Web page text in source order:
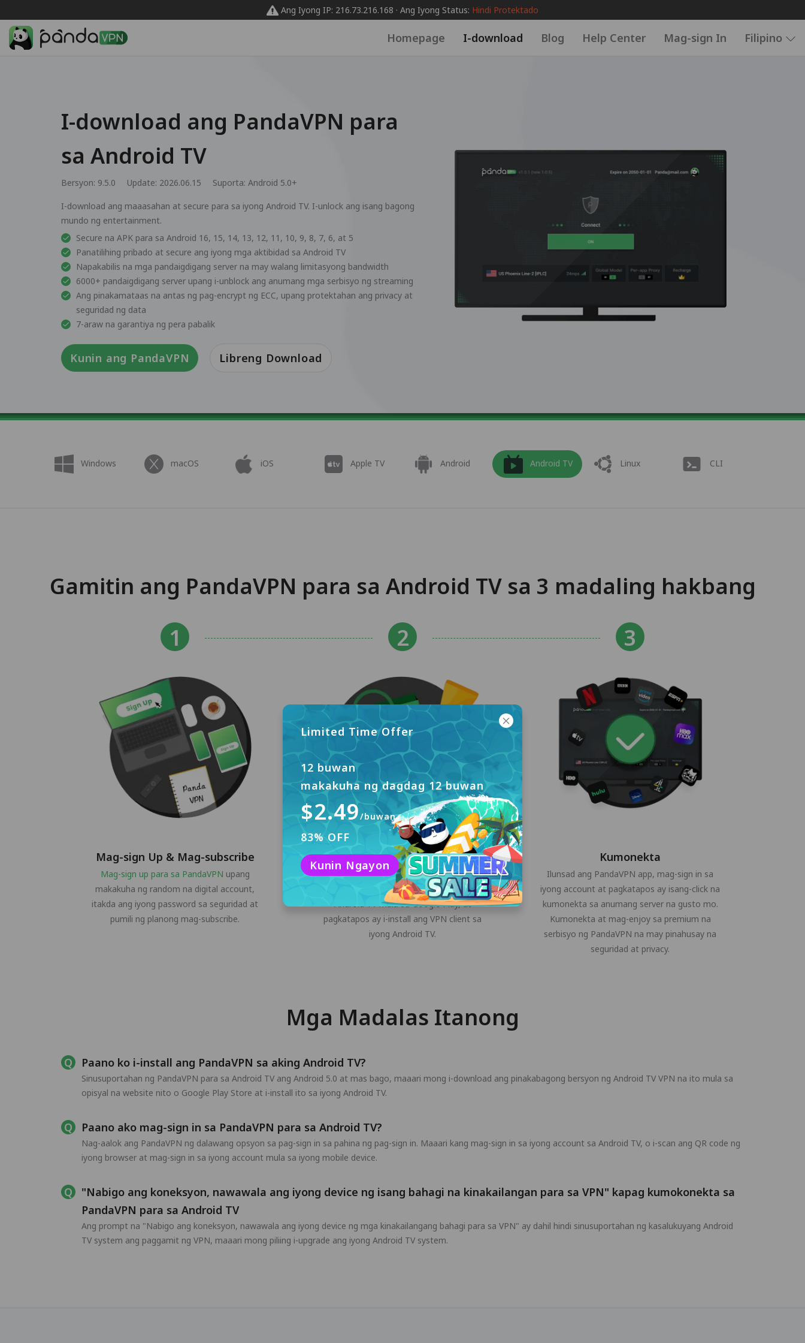
Ang Iyong IP: 216.73.216.168 · Ang Iyong Status: Hindi Protektado
Homepage I-download Blog Help Center Mag-sign In Filipino
I-download ang PandaVPN para
sa Android TV
Bersyon: 9.5.0 Update: 2026.06.15 Suporta: Android 5.0+
I-download ang maaasahan at secure para sa iyong Android TV. I-unlock ang isang bagong
mundo ng entertainment.
Secure na APK para sa Android 16, 15, 14, 13, 12, 11, 10, 9, 8, 7, 6, at 5
Panatilihing pribado at secure ang iyong mga aktibidad sa Android TV
Napakabilis na mga pandaigdigang server na may walang limitasyong bandwidth
6000+ pandaigdigang server upang i-unblock ang anumang mga serbisyo ng streaming
Ang pinakamataas na antas ng pag-encrypt ng ECC, upang protektahan ang privacy at
seguridad ng data
7-araw na garantiya ng pera pabalik
Kunin ang PandaVPN Libreng Download
Windows macOS iOS Apple TV Android Android TV Linux CLI
Gamitin ang PandaVPN para sa Android TV sa 3 madaling hakbang
Mag-sign Up & Mag-subscribe
Mag-sign up para sa PandaVPN upang
makakuha ng random na digital account,
itakda ang iyong password sa seguridad at
pumili ng planong mag-subscribe.
I-download at I-install
I-click ang button na "Libreng Download" o i-
download ang PandaVPN installer para sa
Android TV mula sa Google Play, at
pagkatapos ay i-install ang VPN client sa
iyong Android TV.
Kumonekta
Ilunsad ang PandaVPN app, mag-sign in sa
iyong account at pagkatapos ay isang-click na
kumonekta sa anumang server na gusto mo.
Kumonekta at mag-enjoy sa premium na
serbisyo ng PandaVPN na may pinahusay na
seguridad at privacy.
Mga Madalas Itanong
Paano ko i-install ang PandaVPN sa aking Android TV?
Sinusuportahan ng PandaVPN para sa Android TV ang Android 5.0 at mas bago, maaari mong i-download ang pinakabagong bersyon ng Android TV VPN na ito mula sa
opisyal na website nito o Google Play Store at i-install ito sa iyong Android TV.
Paano ako mag-sign in sa PandaVPN para sa Android TV?
Nag-aalok ang PandaVPN ng dalawang opsyon sa pag-sign in sa pahina ng pag-sign in. Maaari kang mag-sign in sa iyong account sa Android TV, o i-scan ang QR code ng
iyong browser at mag-sign in sa iyong account mula sa iyong mobile device.
"Nabigo ang koneksyon, nawawala ang iyong device ng isang bahagi na kinakailangan para sa VPN" kapag kumokonekta sa
PandaVPN para sa Android TV
Ang prompt na "Nabigo ang koneksyon, nawawala ang iyong device ng mga kinakailangang bahagi para sa VPN" ay dahil hindi sinusuportahan ng kasalukuyang Android
TV system ang paggamit ng VPN, maaari mong piliing i-upgrade ang iyong Android TV system.
Limited Time Offer
12 buwan
makakuha ng dagdag 12 buwan
$2.49/buwan
83% OFF
Kunin Ngayon